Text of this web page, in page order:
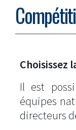
Choisissez
Il est
équipes
directeurs